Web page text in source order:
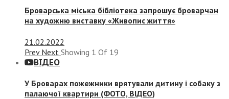
Броварська міська бібліотека запрошує броварчан
на художню виставку «Живопис життя»
21.02.2022
Prev Next Showing 1 Of 19
ВІДЕО
У Броварах пожежники врятували дитину і собаку з
палаючої квартири (ФОТО, ВІДЕО)